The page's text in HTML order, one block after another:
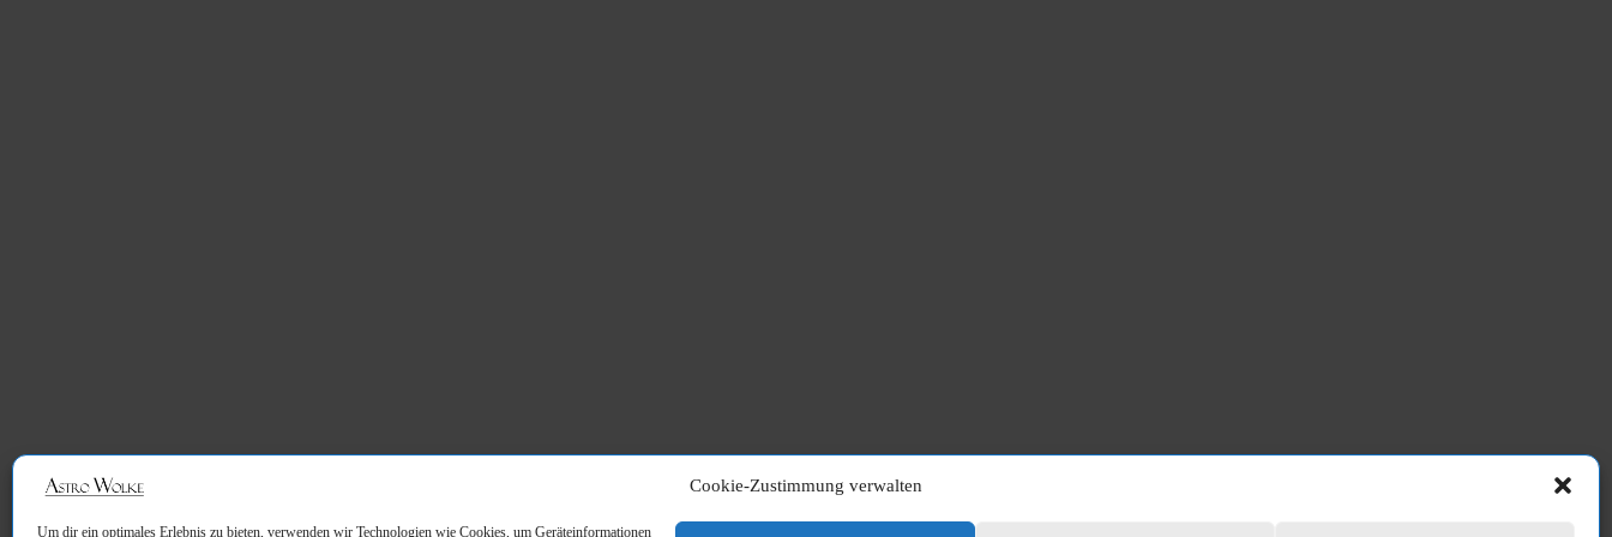
Cookie-Zustimmung verwalten
Um dir ein optimales Erlebnis zu bieten, verwenden wir Technologien wie Cookies, um Geräteinformationen